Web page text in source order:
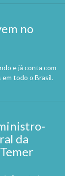
no
e já conta com
todo o Brasil.
da